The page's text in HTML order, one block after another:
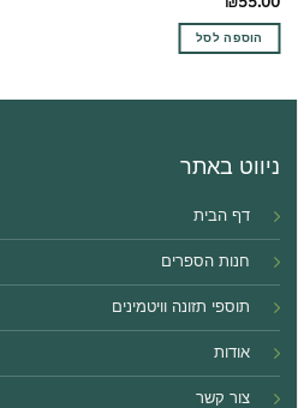
הוספה לסל
ניווט באתר
דף הבית
חנות הספרים
תוספי תזונה וויטמינים
אודות
צור קשר